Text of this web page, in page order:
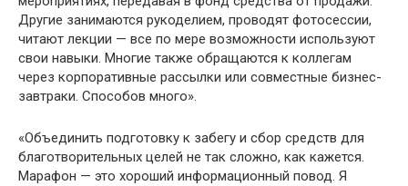
Другие занимаются рукоделием, проводят фотосессии,
читают лекции — все по мере возможности используют
свои навыки. Многие также обращаются к коллегам
через корпоративные рассылки или совместные бизнес-
завтраки. Способов много».
«Объединить подготовку к забегу и сбор средств для
благотворительных целей не так сложно, как кажется.
Марафон — это хороший информационный повод. Я